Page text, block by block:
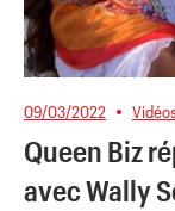
09/03/2022
Queen Biz
avec Wally